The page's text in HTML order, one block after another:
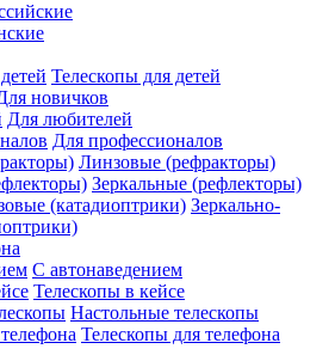
Телескопы для детей
новичков
Для любителей
Для профессионалов
Линзовые (рефракторы)
Зеркальные (рефлекторы)
Зеркально-
С автонаведением
Телескопы в кейсе
Настольные телескопы
Телескопы для телефона